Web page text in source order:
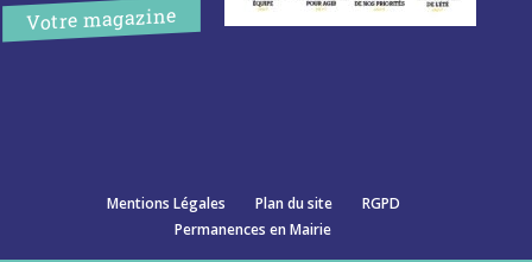
Votre magazine
Mentions Légales Plan du site
RGPD
Permanences en Mairie